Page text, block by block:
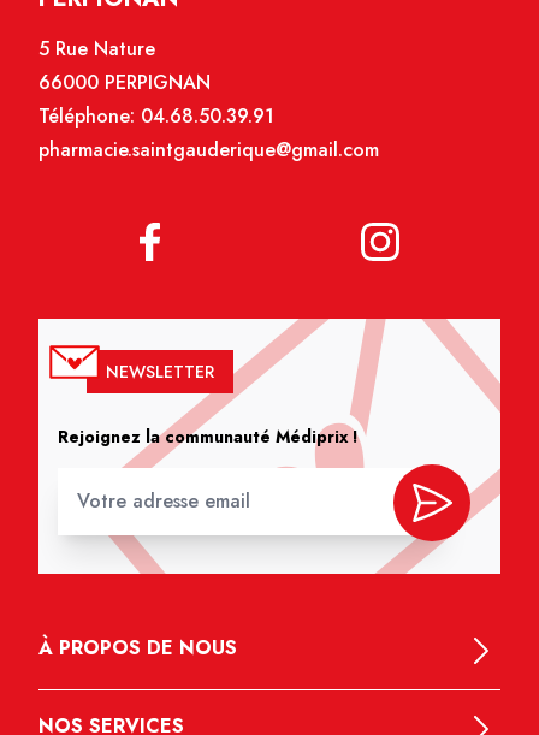
5 Rue Nature
66000 PERPIGNAN
Téléphone: 04.68.50.39.91
pharmacie.saintgauderique@gmail.com
NEWSLETTER
Rejoignez la communauté Médiprix !
À PROPOS DE NOUS
NOS SERVICES